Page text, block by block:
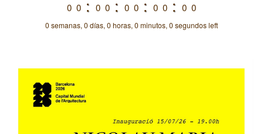
0 0 0 0 0 0 0 0 0 0
0 semanas, 0 días, 0 horas, 0 minutos, 0 segundos left